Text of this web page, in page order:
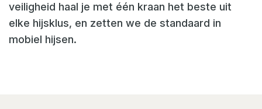
veiligheid haal je met één kraan het beste uit
elke hijsklus, en zetten we de standaard in
mobiel hijsen.